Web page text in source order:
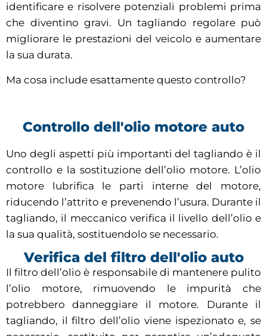
identificare e risolvere potenziali problemi prima
che diventino gravi. Un tagliando regolare può
migliorare le prestazioni del veicolo e aumentare
la sua durata.
Ma cosa include esattamente questo controllo?
Controllo dell'olio motore auto
Uno degli aspetti più importanti del tagliando è il
controllo e la sostituzione dell’olio motore. L’olio
motore lubrifica le parti interne del motore,
riducendo l’attrito e prevenendo l’usura. Durante il
tagliando, il meccanico verifica il livello dell’olio e
la sua qualità, sostituendolo se necessario.
Verifica del filtro dell'olio auto
Il filtro dell’olio è responsabile di mantenere pulito
l’olio motore, rimuovendo le impurità che
potrebbero danneggiare il motore. Durante il
tagliando, il filtro dell’olio viene ispezionato e, se